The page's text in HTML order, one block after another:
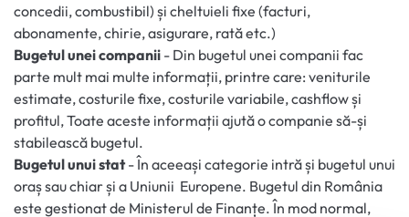
concedii, combustibil) și cheltuieli fixe (facturi,
abonamente, chirie, asigurare, rată etc.)
Bugetul unei companii- Din bugetul unei companii fac
parte mult mai multe informații, printre care: veniturile
estimate, costurile fixe, costurile variabile, cashflow și
profitul, Toate aceste informații ajută o companie să-și
stabilească bugetul.
Bugetul unui stat- În aceeași categorie intră și bugetul unui
oraș sau chiar și a Uniunii Europene. Bugetul din România
este gestionat de Ministerul de Finanțe. În mod normal,